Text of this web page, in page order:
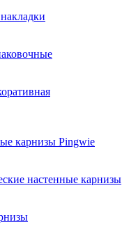
карнизы Pingwie
настенные карнизы